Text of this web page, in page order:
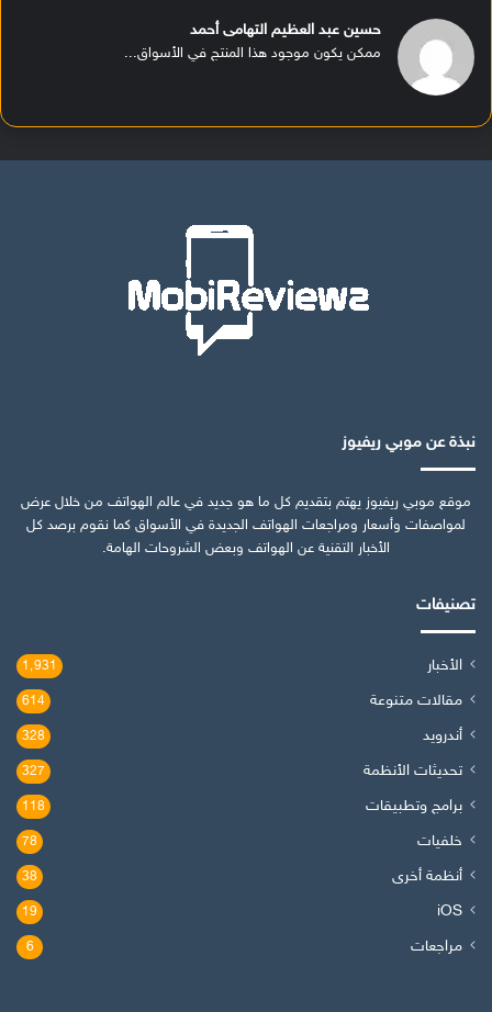
حسين عبد العظيم التهامى أحمد
ممكن يكون موجود هذا المنتج في الأسواق...
نبذة عن موبي ريفيوز
موقع موبي ريفيوز يهتم بتقديم كل ما هو جديد في عالم الهواتف من خلال عرض
لمواصفات وأسعار ومراجعات الهواتف الجديدة في الأسواق كما نقوم برصد كل
الأخبار التقنية عن الهواتف وبعض الشروحات الهامة.
تصنيفات
الأخبار 1٬931
مقالات متنوعة 614
أندرويد 328
تحديثات الأنظمة 327
برامج وتطبيقات 118
خلفيات 78
أنظمة أخرى 38
iOS
19
مراجعات 6